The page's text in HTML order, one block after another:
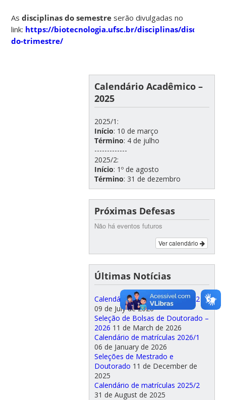
Asdisciplinas do semestre serão divulgadas no
link: https://biotecnologia.ufsc.br/disciplinas/disciplinas-
do-trimestre/
Calendário Acadêmico –
2025
2025/1:
Início: 10 de março
Término: 4 de julho
-------------
2025/2:
Início: 1º de agosto
Término: 31 de dezembro
Próximas Defesas
Não há eventos futuros
Ver calendário
Últimas Notícias
Calendário de matrículas 2026/2
09 de July de 2026
Seleção de Bolsas de Doutorado –
2026 11 de March de 2026
Calendário de matrículas 2026/1
06 de January de 2026
Seleções de Mestrado e
Doutorado 11 de December de
2025
Calendário de matrículas 2025/2
31 de August de 2025